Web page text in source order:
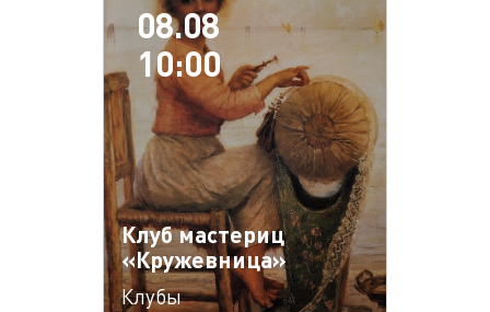
08.08
10:00
Клуб мастериц
«Кружевница»
Клубы